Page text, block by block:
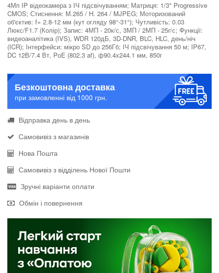
4Мп IP відеокамера з ІЧ підсвічуванням; Матриця: 1/3" Progressive
CMOS; Стиснення: М.265 / H. 264 / MJPEG; Моторизований
об'єктив: f= 2.8-12 мм (кут огляду 98°-31°); Чутливість: 0.03
Люкс/F1.7 (Колір); Запис: 4МП - 20к/с, 3МП / 2МП - 25r/с; Функції:
видеоаналітика (IVS), WDR 120дБ, 3D-DNR, BLC, HLC, день/ніч
(ICR); Інтерфейси: мікро SD до 256Гб; ІЧ підсвічування 50 м; IP67,
DC 12В/7.4 Вт, PoE (802.3 af), ф90.4x244.1 мм, 850г
Безкоштовна доставка
при замовленні від 1000 грн.
Відправка день в день
Самовивіз з магазинів
Нова Пошта
Самовивіз з відділень Нової Пошти
Зручні варіанти оплати
Обмін і повернення